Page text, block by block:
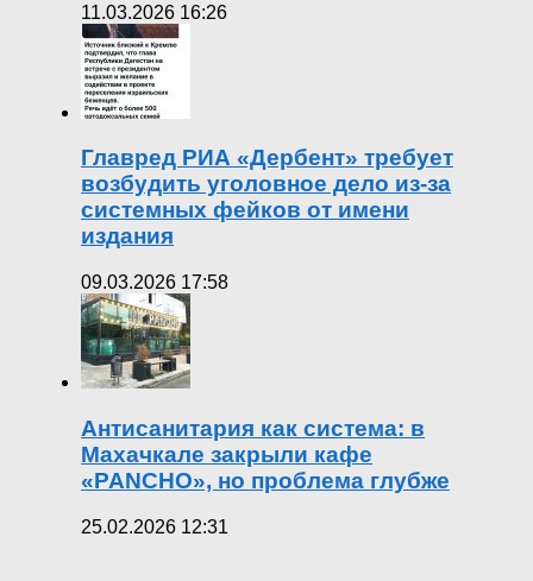
11.03.2026 16:26
Главред РИА «Дербент» требует
возбудить уголовное дело из-за
системных фейков от имени
издания
09.03.2026 17:58
Антисанитария как система: в
Махачкале закрыли кафе
«PANCHO», но проблема глубже
25.02.2026 12:31